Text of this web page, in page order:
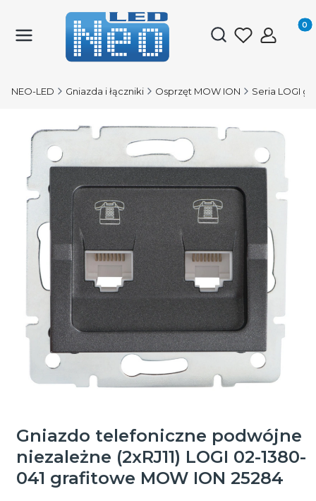
Otwórz
NEO-LED Gniazda i łączniki Osprzęt MOW ION Seria LOGI
Gniazdo telefoniczne podwójne
niezależne (2xRJ11) LOGI 02-1380-
041 grafitowe MOW ION 25284